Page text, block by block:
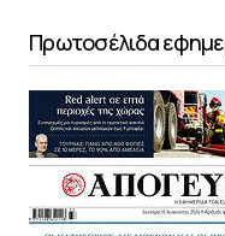
Πρωτοσέλιδα